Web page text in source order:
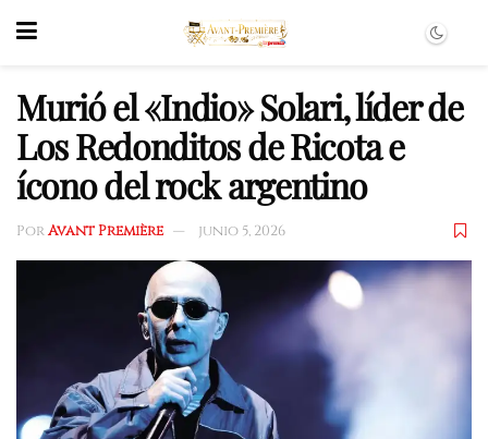
Murió el «Indio» Solari, líder de
Los Redonditos de Ricota e
ícono del rock argentino
PorAvant Première junio 5, 2026